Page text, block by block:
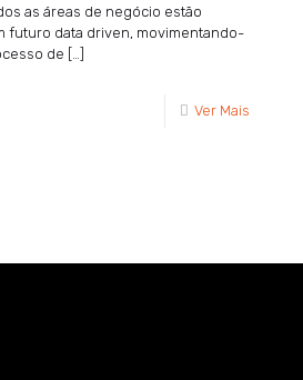
as áreas de negócio estão
futuro data driven, movimentando-
de
Ver Mais